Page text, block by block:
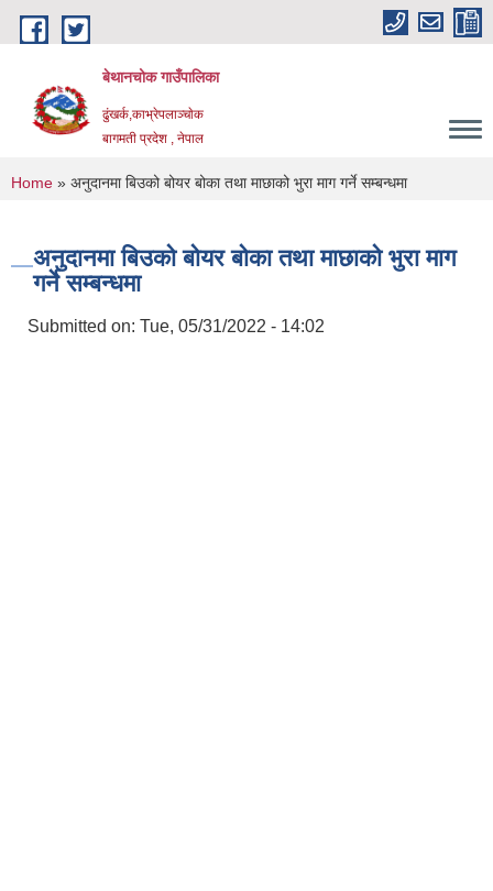
Skip to main content
बेथानचोक गाउँपालिका
ढुंखर्क,काभ्रेपलाञ्चाेक
बागमती प्रदेश , नेपाल
You are here
Home » अनुदानमा बिउको बोयर बोका तथा माछाको भुरा माग गर्ने सम्बन्धमा
अनुदानमा बिउको बोयर बोका तथा माछाको भुरा माग
गर्ने सम्बन्धमा
Submitted on: Tue, 05/31/2022 - 14:02